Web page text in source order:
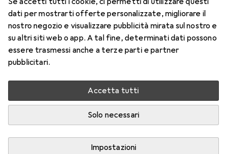
dati per mostrarti offerte personalizzate, migliorare il
nostro negozio e visualizzare pubblicità mirata sul nostro e
su altri siti web o app. A tal fine, determinati dati possono
essere trasmessi anche a terze parti e partner
pubblicitari.
Accetta tutti
Solo necessari
Impostazioni